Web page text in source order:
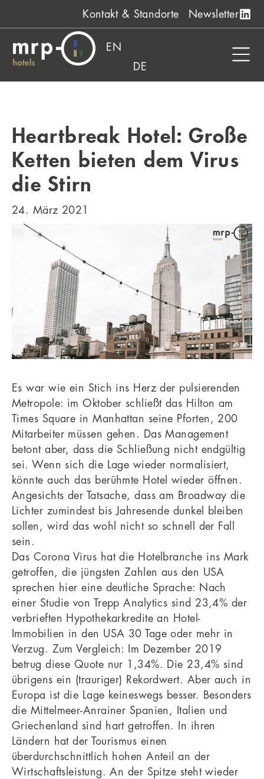
Kontakt & Standorte Newsletter
EN
DE
Heartbreak Hotel: Große
Ketten bieten dem Virus
die Stirn
24. März 2021
Es war wie ein Stich ins Herz der pulsierenden
Metropole: im Oktober schließt das Hilton am
Times Square in Manhattan seine Pforten, 200
Mitarbeiter müssen gehen. Das Management
betont aber, dass die Schließung nicht endgültig
sei. Wenn sich die Lage wieder normalisiert,
könnte auch das berühmte Hotel wieder öffnen.
Angesichts der Tatsache, dass am Broadway die
Lichter zumindest bis Jahresende dunkel bleiben
sollen, wird das wohl nicht so schnell der Fall
sein.
Das Corona Virus hat die Hotelbranche ins Mark
getroffen, die jüngsten Zahlen aus den USA
sprechen hier eine deutliche Sprache: Nach
einer Studie von Trepp Analytics sind 23,4% der
verbrieften Hypothekarkredite an Hotel-
Immobilien in den USA 30 Tage oder mehr in
Verzug. Zum Vergleich: Im Dezember 2019
betrug diese Quote nur 1,34%. Die 23,4% sind
übrigens ein (trauriger) Rekordwert. Aber auch in
Europa ist die Lage keineswegs besser. Besonders
die Mittelmeer-Anrainer Spanien, Italien und
Griechenland sind hart getroffen. In ihren
Ländern hat der Tourismus einen
überdurchschnittlich hohen Anteil an der
Wirtschaftsleistung. An der Spitze steht wieder